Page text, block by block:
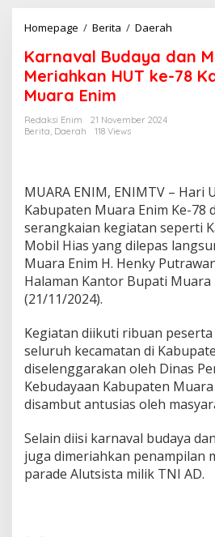
Homepage / Berita / Daerah
r
n
a
y
a
d
a
n
M
o
l
H
i
a
s
M
r
i
a
h
Karnaval Budaya dan
Meriahkan HUT ke-78
Muara Enim
Redaksi Enim
21 November 2024
Berita, Daerah 118 Views
MUARA ENIM, ENIMTV – Hari
Kabupaten Muara Enim Ke-78
serangkaian kegiatan seperti
Mobil Hias yang dilepas
Muara Enim H. Henky
Halaman Kantor Bupati Muara
(21/11/2024).
Kegiatan diikuti ribuan
seluruh kecamatan di
diselenggarakan oleh Dinas
Kebudayaan Kabupaten
disambut antusias oleh
Selain diisi karnaval budaya
juga dimeriahkan penampilan
parade Alutsista milik TNI AD.